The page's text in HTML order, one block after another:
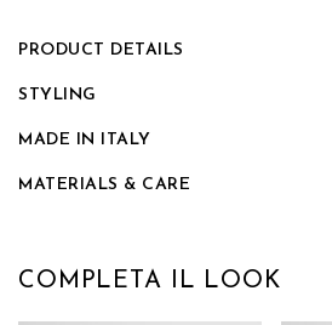
PRODUCT DETAILS
STYLING
MADE IN ITALY
MATERIALS & CARE
COMPLETA IL LOOK